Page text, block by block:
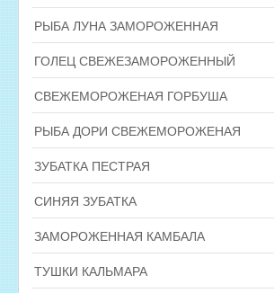
РЫБА ЛУНА ЗАМОРОЖЕННАЯ
ГОЛЕЦ СВЕЖЕЗАМОРОЖЕННЫЙ
СВЕЖЕМОРОЖЕНАЯ ГОРБУША
РЫБА ДОРИ СВЕЖЕМОРОЖЕНАЯ
ЗУБАТКА ПЕСТРАЯ
СИНЯЯ ЗУБАТКА
ЗАМОРОЖЕННАЯ КАМБАЛА
ТУШКИ КАЛЬМАРА